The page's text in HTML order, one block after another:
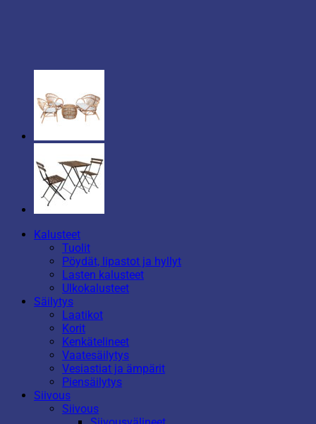
Kalusteet
Tuolit
Pöydät, lipastot ja hyllyt
Lasten kalusteet
Ulkokalusteet
Säilytys
Laatikot
Korit
Kenkätelineet
Vaatesäilytys
Vesiastiat ja ämpärit
Piensäilytys
Siivous
Siivous